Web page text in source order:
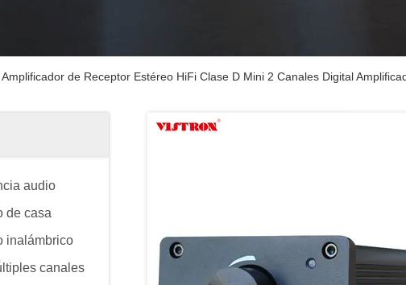
Amplificador de Receptor Estéreo HiFi Clase D Mini 2 Canales Digital
audio
de casa
inalámbrico
canales